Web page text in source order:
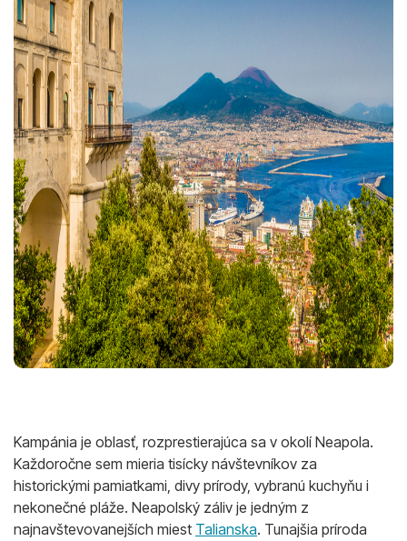
Kampánia je oblasť, rozprestierajúca sa v okolí Neapola.
Každoročne sem mieria tisícky návštevníkov za
historickými pamiatkami, divy prírody, vybranú kuchyňu i
nekonečné pláže. Neapolský záliv je jedným z
najnavštevovanejších miest Talianska. Tunajšia príroda